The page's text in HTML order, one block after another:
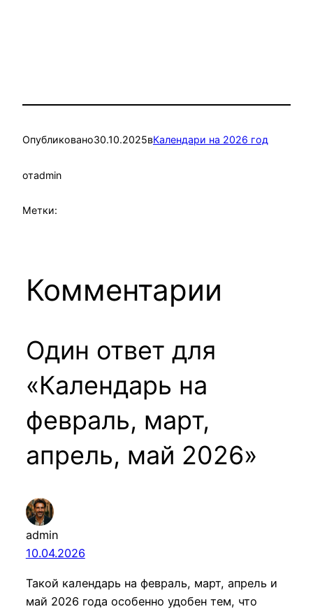
Опубликовано30.10.2025вКалендари на 2026 год
отadmin
Метки:
Комментарии
Один ответ для
«Календарь на
февраль, март,
апрель, май 2026»
admin
10.04.2026
Такой календарь на февраль, март, апрель и
май 2026 года особенно удобен тем, что